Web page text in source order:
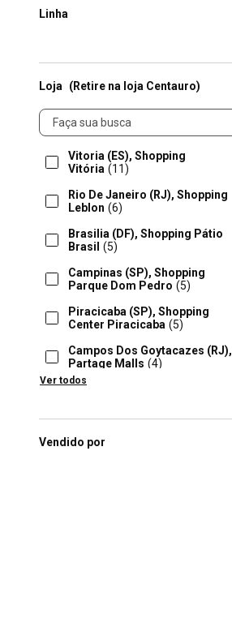
Linha
Loja (Retire na loja Centauro)
Loja
Vitoria (ES), Shopping
Vitória (11)
Rio De Janeiro (RJ), Shopping
Leblon (6)
Brasilia (DF), Shopping Pátio
Brasil (5)
Campinas (SP), Shopping
Parque Dom Pedro (5)
Piracicaba (SP), Shopping
Center Piracicaba (5)
Campos Dos Goytacazes (RJ),
Partage Malls (4)
Curitiba (PR), Jockey Plaza
Barigui
Ver todos
Vendido por